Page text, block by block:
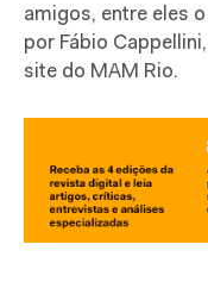
amigos, entre eles
por Fábio
site do MAM Rio.